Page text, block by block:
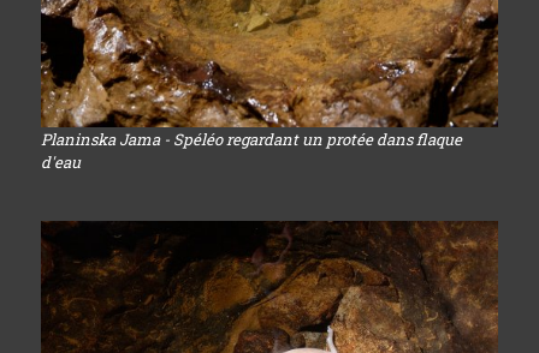
Planinska Jama - Spéléo regardant un protée dans flaque
d'eau